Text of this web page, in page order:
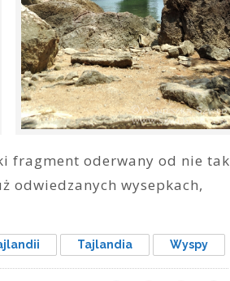
fragment oderwany od nie tak
odwiedzanych wysepkach,
Tajlandia Wyspy